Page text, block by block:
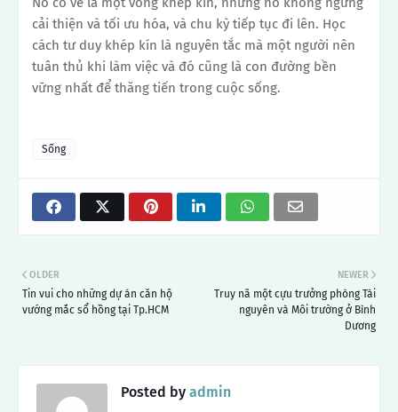
cải thiện và tối ưu hóa, và chu kỳ tiếp tục đi lên. Học
cách tư duy khép kín là nguyên tắc mà một người nên
tuân thủ khi làm việc và đó cũng là con đường bền
vững nhất để thăng tiến trong cuộc sống.
Sống
NEWER
Truy nã một cựu trưởng phòng Tài
nguyên và Môi trường ở Bình
Dương
OLDER
Tin vui cho những dự án căn hộ
vướng mắc sổ hồng tại Tp.HCM
Posted by admin